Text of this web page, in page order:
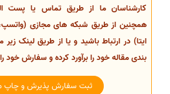
کارشناسان ما از طریق تماس یا پست
همچنین از طریق شبکه های مجازی (واتسپ،
ایتا) در ارتباط باشید و یا از طریق لینک
بندی مقاله خود را برآورد کرده و سفارش خود
ثبت سفارش پذیرش و چاپ